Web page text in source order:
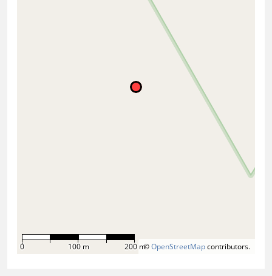
©OpenStreetMapcontributors.
0 100 m 200 m